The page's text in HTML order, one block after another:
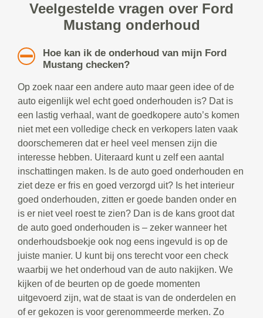
Veelgestelde vragen over Ford
Mustang onderhoud
Hoe kan ik de onderhoud van mijn Ford
Mustang checken?
Op zoek naar een andere auto maar geen idee of de
auto eigenlijk wel echt goed onderhouden is? Dat is
een lastig verhaal, want de goedkopere auto’s komen
niet met een volledige check en verkopers laten vaak
doorschemeren dat er heel veel mensen zijn die
interesse hebben. Uiteraard kunt u zelf een aantal
inschattingen maken. Is de auto goed onderhouden en
ziet deze er fris en goed verzorgd uit? Is het interieur
goed onderhouden, zitten er goede banden onder en
is er niet veel roest te zien? Dan is de kans groot dat
de auto goed onderhouden is – zeker wanneer het
onderhoudsboekje ook nog eens ingevuld is op de
juiste manier. U kunt bij ons terecht voor een check
waarbij we het onderhoud van de auto nakijken. We
kijken of de beurten op de goede momenten
uitgevoerd zijn, wat de staat is van de onderdelen en
of er gekozen is voor gerenommeerde merken. Zo